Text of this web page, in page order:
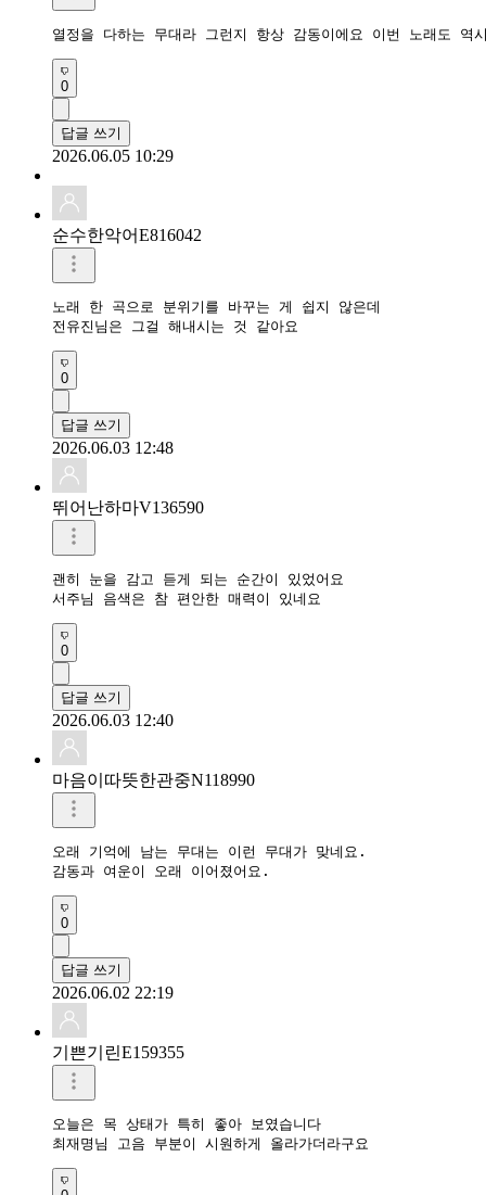
열정을 다하는 무대라 그런지 항상 감동이에요 이번 노래도 역
0
답글 쓰기
2026.06.05 10:29
순수한악어E816042
노래 한 곡으로 분위기를 바꾸는 게 쉽지 않은데
전유진님은 그걸 해내시는 것 같아요
0
답글 쓰기
2026.06.03 12:48
뛰어난하마V136590
괜히 눈을 감고 듣게 되는 순간이 있었어요
서주님 음색은 참 편안한 매력이 있네요
0
답글 쓰기
2026.06.03 12:40
마음이따뜻한관중N118990
오래 기억에 남는 무대는 이런 무대가 맞네요.
감동과 여운이 오래 이어졌어요.
0
답글 쓰기
2026.06.02 22:19
기쁜기린E159355
오늘은 목 상태가 특히 좋아 보였습니다
최재명님 고음 부분이 시원하게 올라가더라구요